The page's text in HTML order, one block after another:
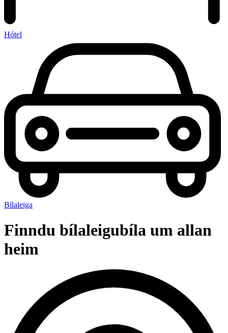
Hótel
Bílaleiga
Finndu bílaleigubíla um allan
heim